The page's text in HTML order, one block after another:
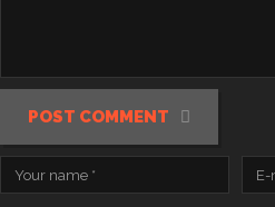
POST COMMENT